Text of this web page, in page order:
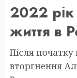
2022 рік
життя в
Після
вторгнення